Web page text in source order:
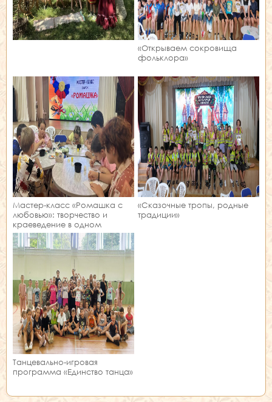
«Открываем сокровища
фольклора»
Мастер‑класс «Ромашка с
любовью»: творчество и
краеведение в одном
занятии!
«Сказочные тропы, родные
традиции»
Танцевально-игровая
программа «Единство танца»